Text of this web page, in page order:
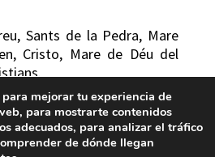
Sants de la Pedra, Mare
Cristo, Mare de Déu del
mejorar tu experiencia de
para mostrarte contenidos
adecuados, para analizar el tráfico
de dónde llegan